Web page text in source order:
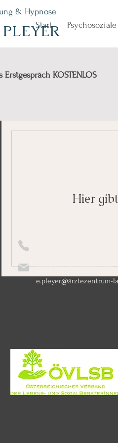
& Hypnose
Start
Erstgespräch KOSTENLOS
Hier
beratung.ep@gmail.com
e.pleyer@ärztezentrum-